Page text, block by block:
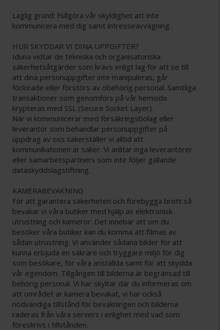
Laglig grund: Fullgöra vår skyldighet att inte
kommunicera med dig samt intresseavvägning.
HUR SKYDDAR VI DINA UPPGIFTER?
Iduna vidtar de tekniska och organisatoriska
säkerhetsåtgärder som krävs enligt lag för att se till
att dina personuppgifter inte manipuleras, går
förlorade eller förstörs av obehörig personal. Samtliga
transaktioner som genomförs på vår hemsida
krypteras med SSL (Secure Socket Layer).
När vi kommunicerar med försäkringsbolag eller
leverantör som behandlar personuppgifter på
uppdrag av oss säkerställer vi alltid att
kommunikationen är säker. Vi anlitar inga leverantörer
eller samarbetspartners som inte följer gällande
dataskyddslagstiftning.
KAMERABEVAKNING
För att garantera säkerheten och förebygga brott så
bevakar vi våra butiker med hjälp av elektronisk
utrustning och kameror. Det innebär att om du
besöker våra butiker kan du komma att filmas av
sådan utrustning. Vi använder sådana bilder för att
kunna erbjuda en säkrare och tryggare miljö för dig
som besökare, för våra anställda samt för att skydda
vår egendom. Tillgången till bilderna är begränsad till
behörig personal. Vi har skyltar där du informeras om
att området är kamera bevakat, vi har också
nödvändiga tillstånd för bevakningen och bilderna
raderas från våra servers i enlighet med vad som
föreskrivs i tillstånden.